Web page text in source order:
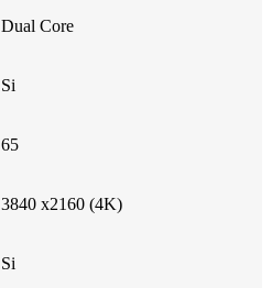
Dual Core
Si
65
3840 x2160 (4K)
Si